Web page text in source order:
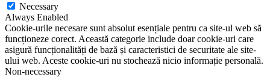
Necessary
Always Enabled
Cookie-urile necesare sunt absolut esențiale pentru ca site-ul web să
funcționeze corect. Această categorie include doar cookie-uri care
asigură funcționalități de bază și caracteristici de securitate ale site-
ului web. Aceste cookie-uri nu stochează nicio informație personală.
Non-necessary